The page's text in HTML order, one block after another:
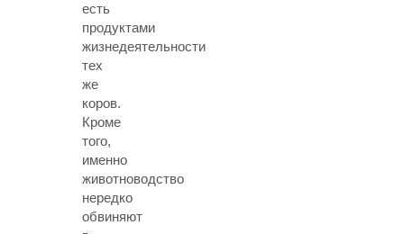
есть
продуктами
жизнедеятельности
тех
же
коров.
Кроме
того,
именно
животноводство
нередко
обвиняют